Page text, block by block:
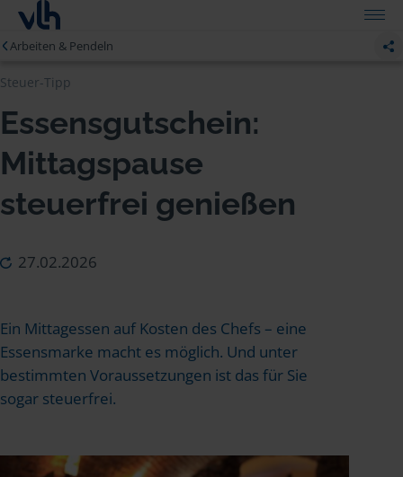
Arbeiten & Pendeln
Steuer-Tipp
Essensgutschein:
Mittagspause
steuerfrei genießen
27.02.2026
Ein Mittagessen auf Kosten des Chefs – eine
Essensmarke macht es möglich. Und unter
bestimmten Voraussetzungen ist das für Sie
sogar steuerfrei.